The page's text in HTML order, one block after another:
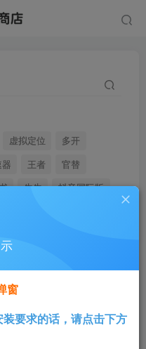
虚拟定位
多开
王者
官替
牛牛
抖音国际版
窗
要求的话，请点击下方